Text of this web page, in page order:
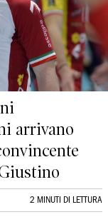
arrivano
2 MINUTI DI LETTURA